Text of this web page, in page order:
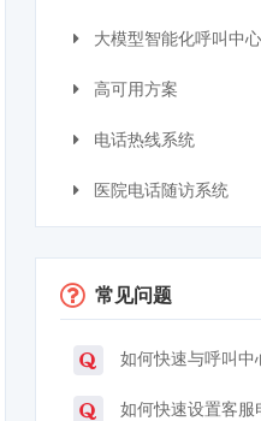
大模型智能化呼叫中
高可用方案
电话热线系统
医院电话随访系统
常见问题
如何快速与呼叫
如何快速设置客